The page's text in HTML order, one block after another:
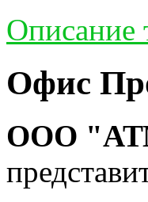
Описание
Офис
ООО